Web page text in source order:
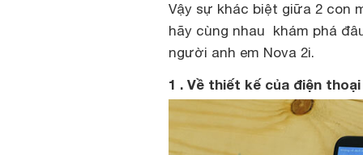
Vậy sự khác biệt giữa 2 con
hãy cùng nhau khám phá
người anh em Nova 2i.
1 . Về thiết kế của điện